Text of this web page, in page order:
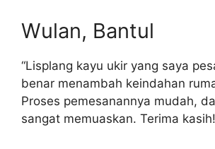
Wulan, Bantul
“Lisplang kayu ukir yang saya
benar menambah keindahan
Proses pemesanannya mudah,
sangat memuaskan. Terima